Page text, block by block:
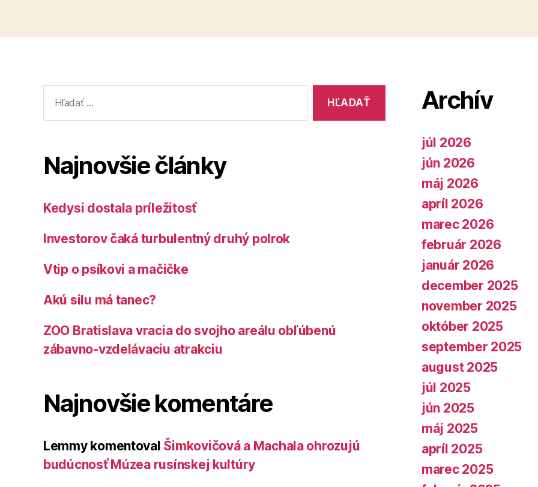
Najnovšie články
Kedysi dostala príležitosť
Investorov čaká turbulentný druhý polrok
Vtip o psíkovi a mačičke
Akú silu má tanec?
ZOO Bratislava vracia do svojho areálu obľúbenú
zábavno-vzdelávaciu atrakciu
Najnovšie komentáre
Lemmykomentoval Šimkovičová a Machala ohrozujú
budúcnosť Múzea rusínskej kultúry
Archív
júl 2026
jún 2026
máj 2026
apríl 2026
marec 2026
február 2026
január 2026
december 2025
november 2025
október 2025
september 2025
august 2025
júl 2025
jún 2025
máj 2025
apríl 2025
marec 2025